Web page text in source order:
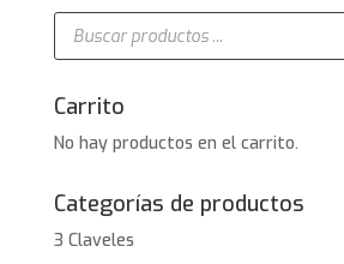
29,95€.24,95€.
Búsqueda
productos
Carrito
No hay productos en el carrito.
Categorías de productos
3 Claveles